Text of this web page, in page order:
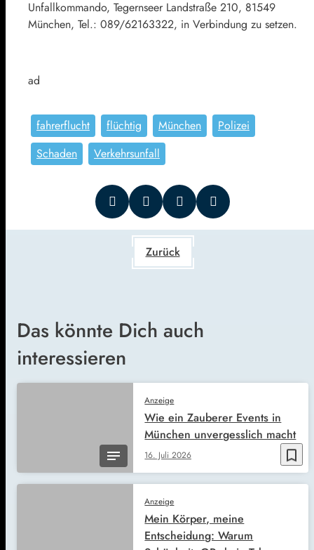
Unfallkommando, Tegernseer Landstraße 210, 81549
München, Tel.: 089/62163322, in Verbindung zu setzen.
ad
fahrerflucht flüchtig München
Polizei
Schaden
Verkehrsunfall
Zurück
Das könnte Dich auch
interessieren
bookmark_border
Anzeige
16. Juli 2026
Wie ein Zauberer Events in
München unvergesslich macht
Anzeige
Mein Körper, meine
Entscheidung: Warum